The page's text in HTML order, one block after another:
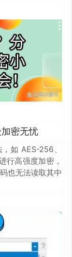
密无忧
如 AES-256、
行高强度加密，
也无法读取其中